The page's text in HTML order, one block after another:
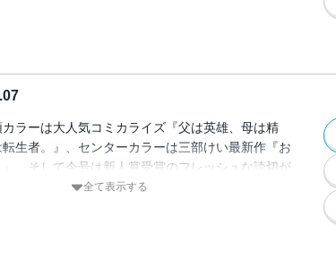
画：佳月玲茅／「Deep Insanity NIRVANA」原
案：海法紀光 漫画：塩野干支郎次／「目々盛く
」もりこっこ
司 漫画：島本和彦＆ビッグバンプロジェクト／
ーズ：マンダロリアン」監修：ルーカスフィル
ルト・ディズニー・カンパニー 漫画：大沢祐輔
裏でヤニ吸うふたり」地主／「ロクレイ -天成市
六感部除霊課活動記-」地主／「ハイスコアガー
蓮介／「男装のパルトナー」浅月のりと／「やは
ブコメはまちがっている。－妄言録－」原作：渡
のレト」著者：三部けい 助言・協力：一般社団
ヌコンサルン／「獄卒クラーケン」原作：タカヒ
ケイ／「薬屋のひとりごと」原作：日向夏（ヒー
マジカインフォス） 作画：ねこクラゲ 構成：七
クター原案：しのとうこ／「ひきこまり吸血姫の
ラーは大人気コミカライズ『父は英雄、母は精
生者。』、センターカラーは三部けい最新作『お
、そして今号は新人賞受賞のフレッシュな読切が
逃しなく!!※紙で発行した雑誌と、掲載内容が一
全て表示する